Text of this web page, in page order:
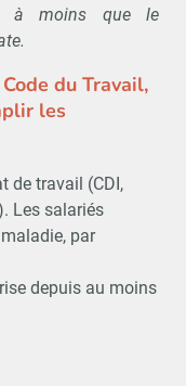
à moins que le
du Travail,
les
de travail (CDI,
Les salariés
par
depuis au moins